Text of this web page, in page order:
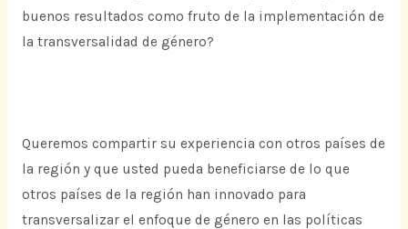
buenos resultados como fruto de la implementación de
la transversalidad de género?
Queremos compartir su experiencia con otros países de
la región y que usted pueda beneficiarse de lo que
otros países de la región han innovado para
transversalizar el enfoque de género en las políticas